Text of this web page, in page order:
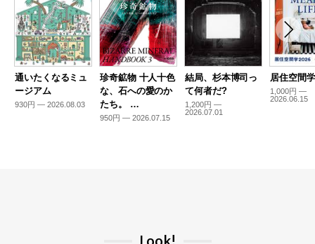
通いたくなるミュ
ージアム
930円 — 2026.08.03
珍奇鉱物 十人十色
な、石への愛のか
たち。 …
950円 — 2026.07.15
結局、杉本博司っ
て何者だ?
1,200円 —
2026.07.01
居住空間
1,000円 —
2026.06.15